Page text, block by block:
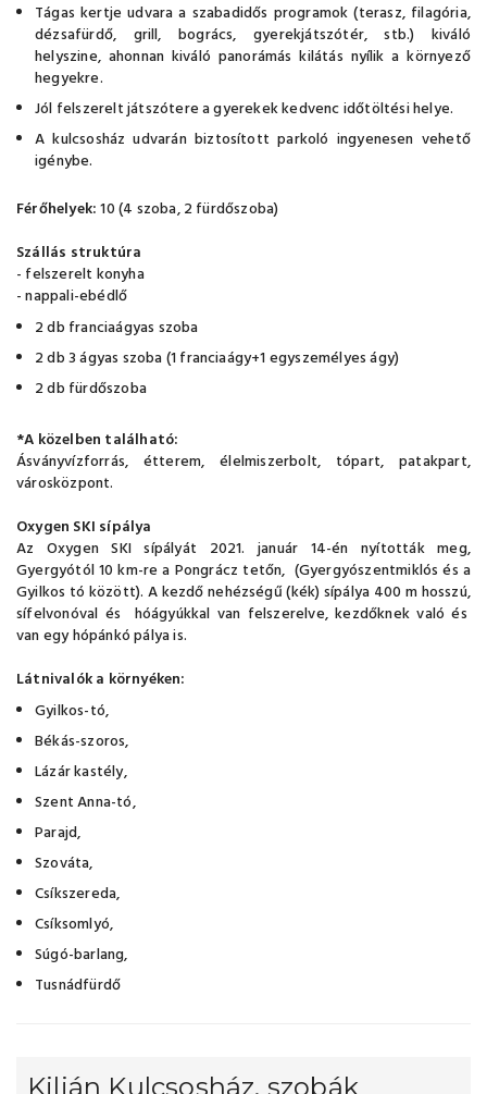
Tágas kertje udvara a szabadidős programok (terasz, filagória,
dézsafürdő, grill, bogrács, gyerekjátszótér, stb.) kiváló
helyszine, ahonnan kiváló panorámás kilátás nyílik a környező
hegyekre.
Jól felszerelt játszótere a gyerekek kedvenc időtöltési helye.
A kulcsosház udvarán biztosított parkoló ingyenesen vehető
igénybe.
Férőhelyek:10 (4 szoba, 2 fürdőszoba)
Szállás struktúra
- felszerelt konyha
- nappali-ebédlő
2 db franciaágyas szoba
2 db 3 ágyas szoba (1 franciaágy+1 egyszemélyes ágy)
2 db fürdőszoba
*A közelben található:
Ásványvízforrás, étterem, élelmiszerbolt, tópart, patakpart,
városközpont.
Oxygen SKI sípálya
Az Oxygen SKI sípályát 2021. január 14-én nyították meg,
Gyergyótól 10 km-re a Pongrácz tetőn, (Gyergyószentmiklós és a
Gyilkos tó között). A kezdő nehézségű (kék) sípálya 400 m hosszú,
sífelvonóval és hóágyúkkal van felszerelve, kezdőknek való és
van egy hópánkó pálya is.
Látnivalók a környéken:
Gyilkos-tó,
Békás-szoros,
Lázár kastély,
Szent Anna-tó,
Parajd,
Szováta,
Csíkszereda,
Csíksomlyó,
Súgó-barlang,
Tusnádfürdő
Kilián Kulcsosház, szobák